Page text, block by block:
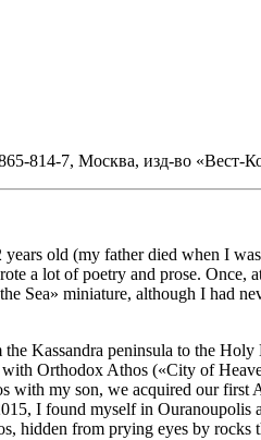
814-7, Москва, изд-во «Вест-
old (my father died when I
a lot of poetry and prose.
Sea» miniature, although I had
Kassandra peninsula to the
Orthodox Athos («City of
my son, we acquired our
I found myself in
hidden from prying eyes by